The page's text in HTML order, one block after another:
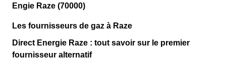
Engie Raze (70000)
Les fournisseurs de gaz à Raze
Direct Energie Raze : tout savoir sur le premier
fournisseur alternatif